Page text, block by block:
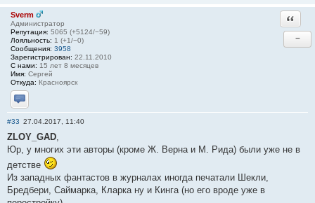
Sverm
Администратор
Репутация: 5065 (+5124/−59)
Лояльность: 1 (+1/−0)
Сообщения: 3958
Зарегистрирован: 22.11.2010
С нами: 15 лет 8 месяцев
Имя: Сергей
Откуда: Красноярск
Отправить личное сообщение
−
#33 27.04.2017, 11:40
ZLOY_GAD,
Юр, у многих эти авторы (кроме Ж. Верна и М. Рида) были уже не в
детстве
Из западных фантастов в журналах иногда печатали Шекли,
Бредбери, Саймарка, Кларка ну и Кинга (но его вроде уже в